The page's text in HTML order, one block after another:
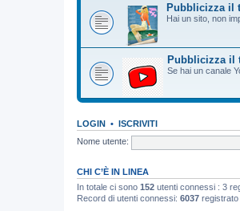
Pubblicizza il
Hai un sito, non
Pubblicizza il
Se hai un canale
LOGIN • ISCRIVITI
Nome utente:
CHI C’È IN LINEA
In totale ci sono 152 utenti connessi : 3
Record di utenti connessi: 6037 registrato